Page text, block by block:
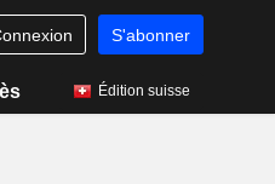
S'abonner
Édition suisse